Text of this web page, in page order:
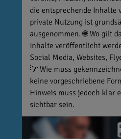
die entsprechende Inhalte
private Nutzung ist
ausgenommen. 🌐 Wo gilt
Inhalte veröffentlicht
Social Media, Websites,
💡 Wie muss
keine vorgeschriebene
Hinweis muss jedoch klar
sichtbar sein.